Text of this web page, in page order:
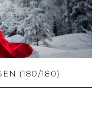
(180/180)